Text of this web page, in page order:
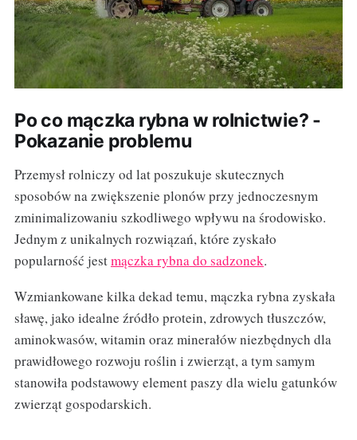
Po co mączka rybna w rolnictwie? -
Pokazanie problemu
Przemysł rolniczy od lat poszukuje skutecznych
sposobów na zwiększenie plonów przy jednoczesnym
zminimalizowaniu szkodliwego wpływu na środowisko.
Jednym z unikalnych rozwiązań, które zyskało
popularność jestmączka rybna do sadzonek.
Wzmiankowane kilka dekad temu, mączka rybna zyskała
sławę, jako idealne źródło protein, zdrowych tłuszczów,
aminokwasów, witamin oraz minerałów niezbędnych dla
prawidłowego rozwoju roślin i zwierząt, a tym samym
stanowiła podstawowy element paszy dla wielu gatunków
zwierząt gospodarskich.